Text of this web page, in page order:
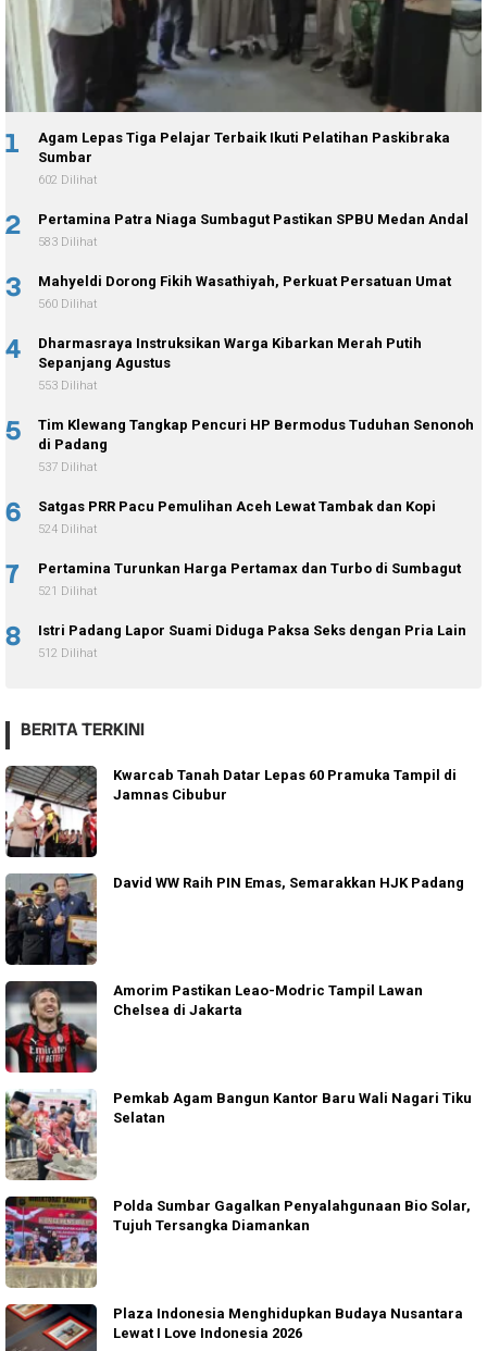
1
Agam Lepas Tiga Pelajar Terbaik Ikuti Pelatihan Paskibraka
Sumbar
602 Dilihat
2 Pertamina Patra Niaga Sumbagut Pastikan SPBU Medan Andal
583 Dilihat
3 Mahyeldi Dorong Fikih Wasathiyah, Perkuat Persatuan Umat
560 Dilihat
4
Dharmasraya Instruksikan Warga Kibarkan Merah Putih
Sepanjang Agustus
553 Dilihat
5
Tim Klewang Tangkap Pencuri HP Bermodus Tuduhan Senonoh
di Padang
537 Dilihat
6 Satgas PRR Pacu Pemulihan Aceh Lewat Tambak dan Kopi
524 Dilihat
7 Pertamina Turunkan Harga Pertamax dan Turbo di Sumbagut
521 Dilihat
8 Istri Padang Lapor Suami Diduga Paksa Seks dengan Pria Lain
512 Dilihat
BERITA TERKINI
Kwarcab Tanah Datar Lepas 60 Pramuka Tampil di
Jamnas Cibubur
David WW Raih PIN Emas, Semarakkan HJK Padang
Amorim Pastikan Leao-Modric Tampil Lawan
Chelsea di Jakarta
Pemkab Agam Bangun Kantor Baru Wali Nagari Tiku
Selatan
Polda Sumbar Gagalkan Penyalahgunaan Bio Solar,
Tujuh Tersangka Diamankan
Plaza Indonesia Menghidupkan Budaya Nusantara
Lewat I Love Indonesia 2026